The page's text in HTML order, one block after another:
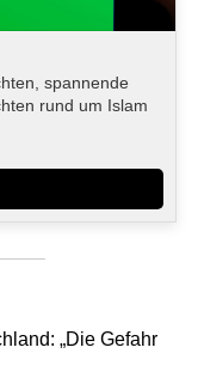
spannende
rund um Islam
„Die Gefahr